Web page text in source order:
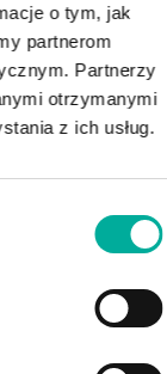
o tym, jak
partnerom
Partnerzy
otrzymanymi
z ich usług.